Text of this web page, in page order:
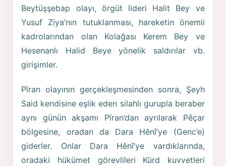
Beytüşşebap olayı, örgüt lideri Halit Bey ve
Yusuf Ziya’nın tutuklanması, hareketin önemli
kadrolarından olan Kolağası Kerem Bey ve
Hesenanlı Halid Beye yönelik saldırılar vb.
girişimler.
Pîran olayının gerçekleşmesinden sonra, Şeyh
Said kendisine eşlik eden silahlı gurupla beraber
aynı günün akşamı Pîran’dan ayrılarak Pêçar
bölgesine, oradan da Dara Hênî’ye (Genc’e)
giderler. Onlar Dara Hênî’ye vardıklarında,
oradaki hükümet görevlileri Kürd kuvvetleri